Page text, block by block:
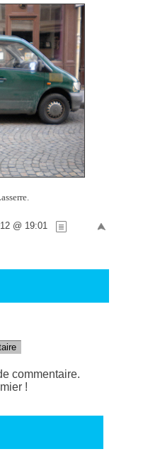
@ 19:01
commentaire.
!